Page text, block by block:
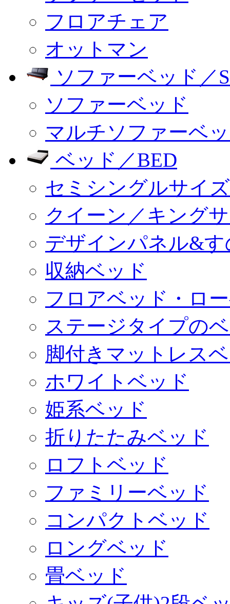
フロアチェア
オットマン
ソファーベッド／
ソファーベッド
マルチソファーベ
ベッド／BED
セミシングルサイ
クイーン／キング
デザインパネル&
収納ベッド
フロアベッド・ロ
ステージタイプの
脚付きマットレス
ホワイトベッド
姫系ベッド
折りたたみベッド
ロフトベッド
ファミリーベッド
コンパクトベッド
ロングベッド
畳ベッド